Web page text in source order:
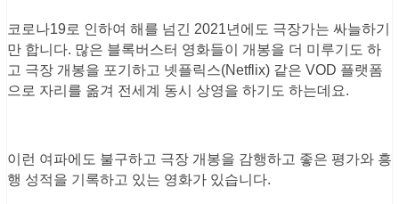
코로나19로 인하여 해를 넘긴 2021년에도 극장가는 싸늘하기
만 합니다. 많은 블록버스터 영화들이 개봉을 더 미루기도 하
고 극장 개봉을 포기하고 넷플릭스(Netflix) 같은 VOD 플랫폼
으로 자리를 옮겨 전세계 동시 상영을 하기도 하는데요.
이런 여파에도 불구하고 극장 개봉을 감행하고 좋은 평가와 흥
행 성적을 기록하고 있는 영화가 있습니다.